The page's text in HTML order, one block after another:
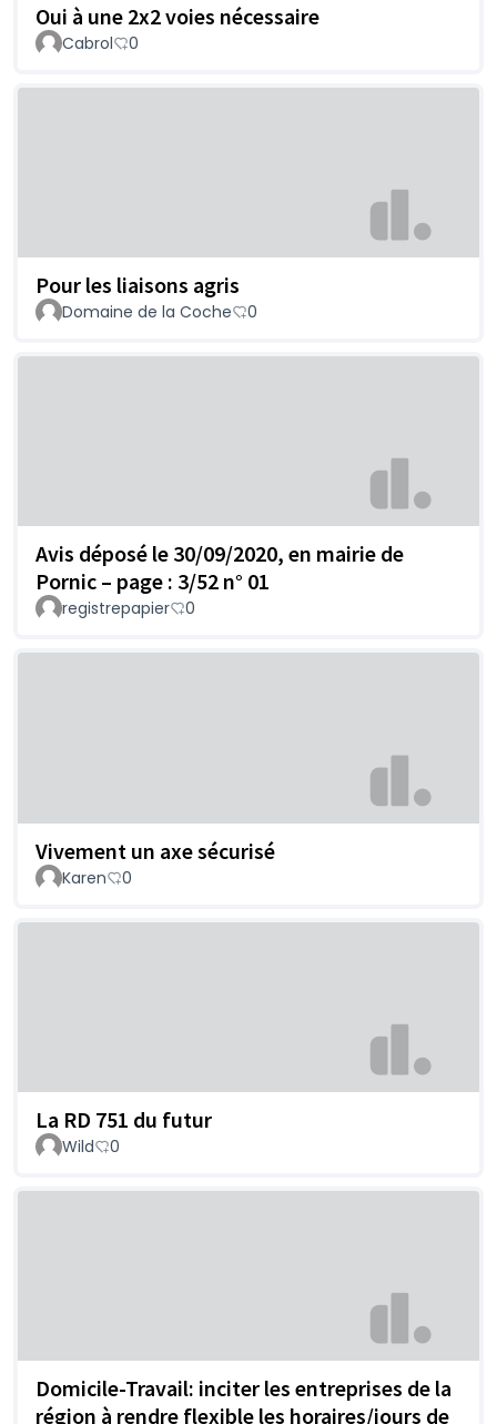
Oui à une 2x2 voies nécessaire
Cabrol 0
Pour les liaisons agris
Domaine de la Coche 0
Avis déposé le 30/09/2020, en mairie de
Pornic – page : 3/52 n° 01
registrepapier 0
Vivement un axe sécurisé
Karen 0
La RD 751 du futur
Wild 0
Domicile-Travail: inciter les entreprises de la
région à rendre flexible les horaires/jours de